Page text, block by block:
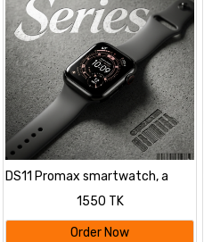
DS11 Promax smartwatch, a
1550 TK
Order Now